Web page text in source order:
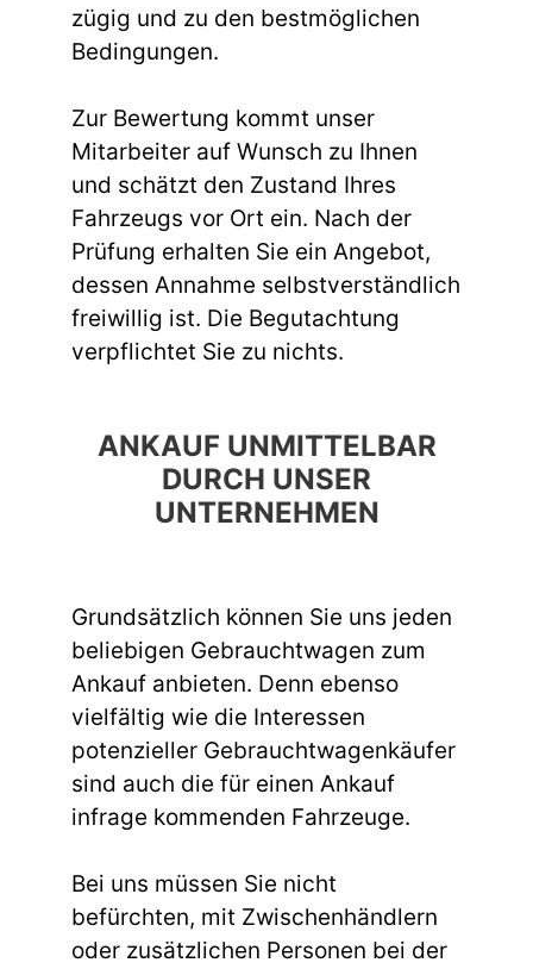
zügig und zu den bestmöglichen
Bedingungen.
Zur Bewertung kommt unser
Mitarbeiter auf Wunsch zu Ihnen
und schätzt den Zustand Ihres
Fahrzeugs vor Ort ein. Nach der
Prüfung erhalten Sie ein Angebot,
dessen Annahme selbstverständlich
freiwillig ist. Die Begutachtung
verpflichtet Sie zu nichts.
ANKAUF UNMITTELBAR
DURCH UNSER
UNTERNEHMEN
Grundsätzlich können Sie uns jeden
beliebigen Gebrauchtwagen zum
Ankauf anbieten. Denn ebenso
vielfältig wie die Interessen
potenzieller Gebrauchtwagenkäufer
sind auch die für einen Ankauf
infrage kommenden Fahrzeuge.
Bei uns müssen Sie nicht
befürchten, mit Zwischenhändlern
oder zusätzlichen Personen bei der